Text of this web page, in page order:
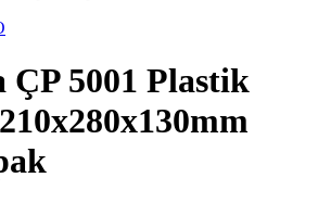
ÇP 5001 Plastik